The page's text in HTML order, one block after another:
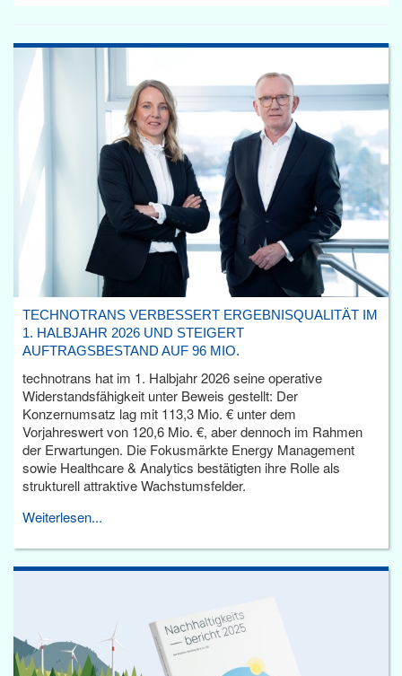
TECHNOTRANS VERBESSERT ERGEBNISQUALITÄT IM
1. HALBJAHR 2026 UND STEIGERT
AUFTRAGSBESTAND AUF 96 MIO.
technotrans hat im 1. Halbjahr 2026 seine operative
Widerstandsfähigkeit unter Beweis gestellt: Der
Konzernumsatz lag mit 113,3 Mio. € unter dem
Vorjahreswert von 120,6 Mio. €, aber dennoch im Rahmen
der Erwartungen. Die Fokusmärkte Energy Management
sowie Healthcare & Analytics bestätigten ihre Rolle als
strukturell attraktive Wachstumsfelder.
Weiterlesen...